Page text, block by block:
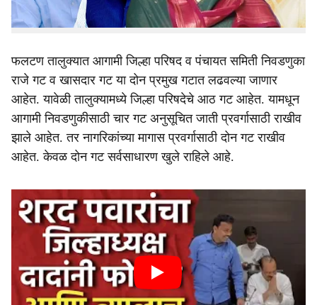
लागणार आहे.
फलटण तालुक्यात आगामी जिल्हा परिषद व पंचायत समिती निवडणुका
राजे गट व खासदार गट या दोन प्रमुख गटात लढवल्या जाणार
आहेत. यावेळी तालुक्यामध्ये जिल्हा परिषदेचे आठ गट आहेत. यामधून
आगामी निवडणुकीसाठी चार गट अनुसूचित जाती प्रवर्गासाठी राखीव
झाले आहेत. तर नागरिकांच्‍या मागास प्रवर्गासाठी दोन गट राखीव
आहेत. केवळ दोन गट सर्वसाधारण खुले राहिले आहे.